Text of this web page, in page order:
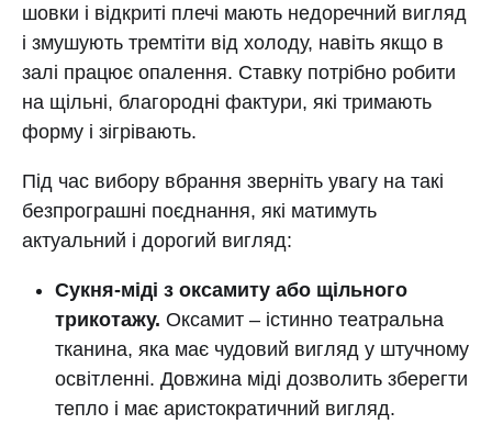
шовки і відкриті плечі мають недоречний вигляд
і змушують тремтіти від холоду, навіть якщо в
залі працює опалення. Ставку потрібно робити
на щільні, благородні фактури, які тримають
форму і зігрівають.
Під час вибору вбрання зверніть увагу на такі
безпрограшні поєднання, які матимуть
актуальний і дорогий вигляд:
Сукня-міді з оксамиту або щільного
трикотажу. Оксамит – істинно театральна
тканина, яка має чудовий вигляд у штучному
освітленні. Довжина міді дозволить зберегти
тепло і має аристократичний вигляд.